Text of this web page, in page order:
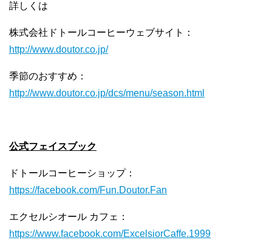
詳しくは
株式会社ドトールコーヒーウェブサイト：
http://www.doutor.co.jp/
季節のおすすめ：
http://www.doutor.co.jp/dcs/menu/season.html
公式フェイスブック
ドトールコーヒーショップ：
https://facebook.com/Fun.Doutor.Fan
エクセルシオール カフェ：
https://www.facebook.com/ExcelsiorCaffe.1999